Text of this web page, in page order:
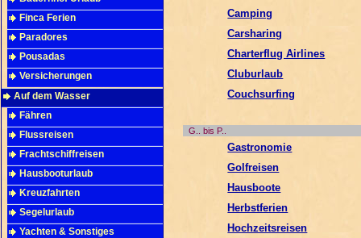
Finca Ferien
Paradores
Pousadas
Versicherungen
Auf dem Wasser
Fähren
Flussreisen
Frachtschiffreisen
Hausbooturlaub
Kreuzfahrten
Segelurlaub
Yachten & Sonstiges
Camping
Carsharing
Charterflug Airlines
Cluburlaub
Couchsurfing
G.. bis P..
Gastronomie
Golfreisen
Hausboote
Herbstferien
Hochzeitsreisen